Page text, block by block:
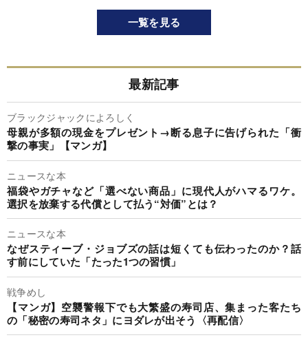
一覧を見る
最新記事
ブラックジャックによろしく
母親が多額の現金をプレゼント→断る息子に告げられた「衝
撃の事実」【マンガ】
ニュースな本
福袋やガチャなど「選べない商品」に現代人がハマるワケ。
選択を放棄する代償として払う“対価”とは？
ニュースな本
なぜスティーブ・ジョブズの話は短くても伝わったのか？話
す前にしていた「たった1つの習慣」
戦争めし
【マンガ】空襲警報下でも大繁盛の寿司店、集まった客たち
の「秘密の寿司ネタ」にヨダレが出そう〈再配信〉